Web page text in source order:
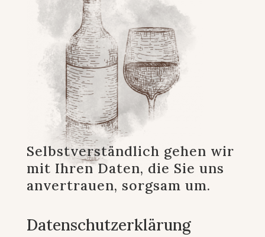
Selbstverständlich gehen wir
mit Ihren Daten, die Sie uns
anvertrauen, sorgsam um.
Datenschutzerklärung